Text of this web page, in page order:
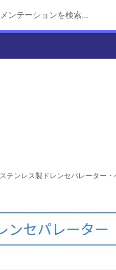
ステンレス製ドレンセパレーター